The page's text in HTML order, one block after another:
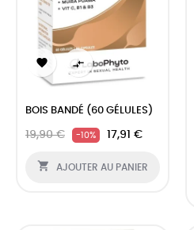
 
BOIS BANDÉ (60 GÉLULES)
19,90 € -10% 17,91 €
 AJOUTER AU PANIER